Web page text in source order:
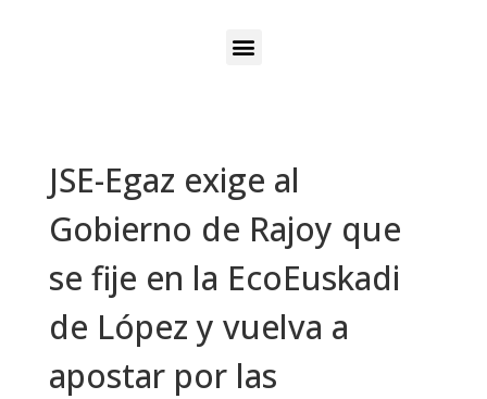
JSE-Egaz exige al
Gobierno de Rajoy que
se fije en la EcoEuskadi
de López y vuelva a
apostar por las